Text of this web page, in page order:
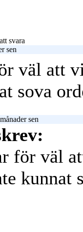
svara
sen
väl att
sova
sen
för väl
kunnat